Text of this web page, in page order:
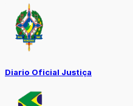
Diario Oficial Justiça